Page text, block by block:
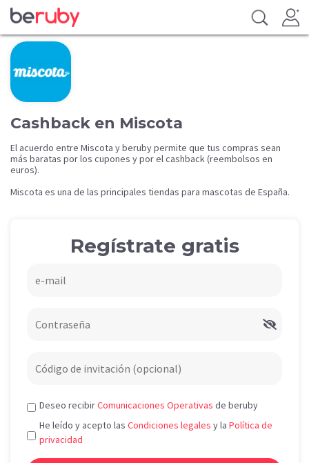
Cashback en Miscota
El acuerdo entre Miscota y beruby permite que tus compras sean
más baratas por los cupones y por el cashback (reembolsos en
euros).
Miscota es una de las principales tiendas para mascotas de España.
Regístrate gratis
Deseo recibirComunicaciones Operativas de beruby
He leído y acepto las Condiciones legales y la Política de
privacidad